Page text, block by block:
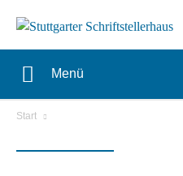
Menü
Start